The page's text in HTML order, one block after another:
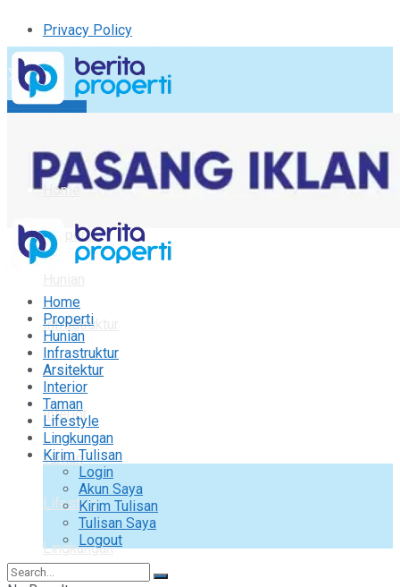
Privacy Policy
Kirim Tulisan
Logout
Home
Properti
Infrastruktur
Arsitektur
Interior
Taman
Lifestyle
Lingkungan
Home
Properti
Hunian
Infrastruktur
Arsitektur
Interior
Taman
Lifestyle
Lingkungan
Kirim Tulisan
Login
Akun Saya
Kirim Tulisan
Tulisan Saya
Logout